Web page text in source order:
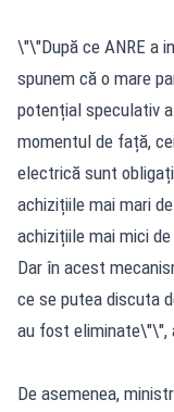
\"\"După ce ANRE a
spunem că o mare
potențial speculativ
momentul de față,
electrică sunt
achizițiile mai mari
achizițiile mai mici
Dar în acest
ce se putea discuta
au fost eliminate\"\",
De asemenea,